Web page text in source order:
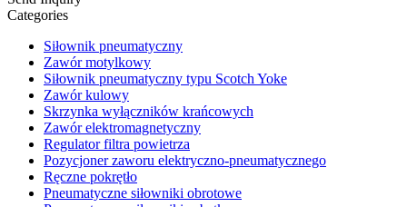
Categories
Siłownik pneumatyczny
Zawór motylkowy
Siłownik pneumatyczny typu Scotch Yoke
Zawór kulowy
Skrzynka wyłączników krańcowych
Zawór elektromagnetyczny
Regulator filtra powietrza
Pozycjoner zaworu elektryczno-pneumatycznego
Ręczne pokrętło
Pneumatyczne siłowniki obrotowe